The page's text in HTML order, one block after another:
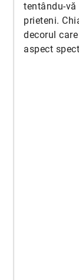
tentându-
prieteni.
decorul
aspect